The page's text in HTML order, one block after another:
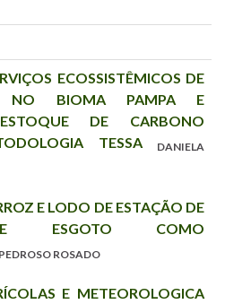
ECOSSISTÊMICOS DE
NO BIOMA PAMPA E
DE CARBONO
TESSA
DANIELA
E LODO DE ESTAÇÃO DE
ESGOTO COMO
ROSADO
E METEOROLOGICA